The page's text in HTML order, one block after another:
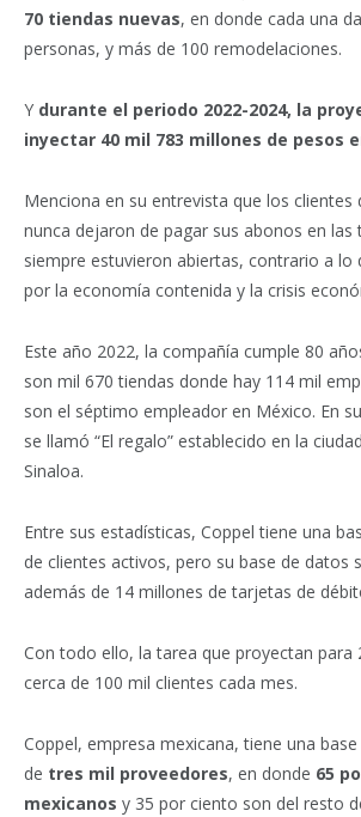
70 tiendas nuevas, en donde cada una
personas, y más de 100 remodelaciones.
Y durante el periodo 2022-2024, la
inyectar 40 mil 783 millones de pesos
Menciona en su entrevista que los clientes
nunca dejaron de pagar sus abonos en las
siempre estuvieron abiertas, contrario a lo
por la economía contenida y la crisis
Este año 2022, la compañía cumple 80
son mil 670 tiendas donde hay 114 mil
son el séptimo empleador en México. En
se llamó “El regalo” establecido en la
Sinaloa.
Entre sus estadísticas, Coppel tiene una
de clientes activos, pero su base de datos
además de 14 millones de tarjetas de
Con todo ello, la tarea que proyectan para
cerca de 100 mil clientes cada mes.
Coppel, empresa mexicana, tiene una
de tres mil proveedores, en donde 65
mexicanos y 35 por ciento son del resto